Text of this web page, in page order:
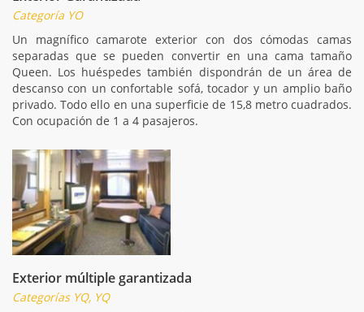
Categoría YO
Un magnífico camarote exterior con dos cómodas camas
separadas que se pueden convertir en una cama tamaño
Queen. Los huéspedes también dispondrán de un área de
descanso con un confortable sofá, tocador y un amplio baño
privado. Todo ello en una superficie de 15,8 metro cuadrados.
Con ocupación de 1 a 4 pasajeros.
Exterior múltiple garantizada
Categorías YQ, YQ